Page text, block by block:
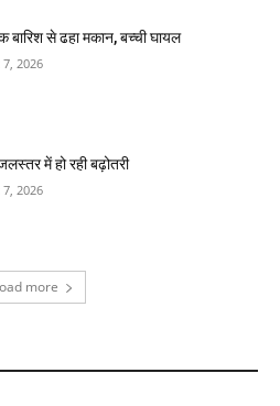
बारिश से ढहा मकान, बच्ची घायल
2026
में हो रही बढ़ोतरी
2026
more